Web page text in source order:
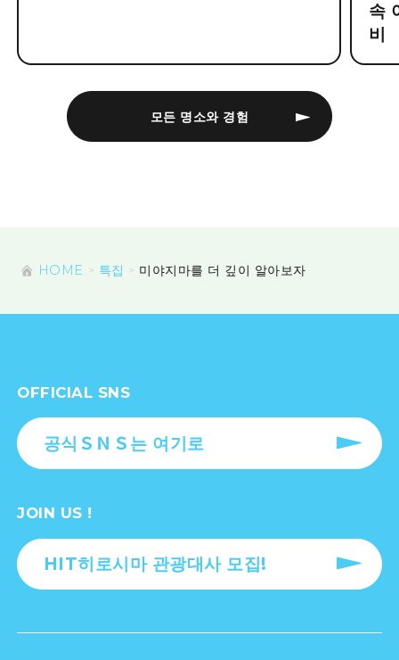
모든 명소와 경험
속
비
HOME 특집 미야지마를 더 깊이 알아보자
OFFICIAL SNS
공식ＳＮＳ는 여기로
JOIN US !
HIT히로시마 관광대사 모집!